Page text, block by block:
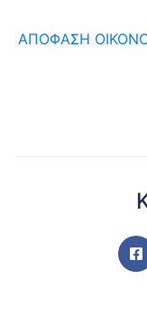
ΑΠΟΦΑΣΗ